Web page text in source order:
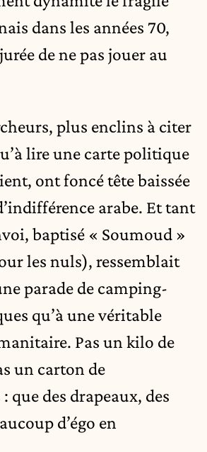
dans les années 70,
de ne pas jouer au
plus enclins à citer
lire une carte politique
ont foncé tête baissée
arabe. Et tant
baptisé « Soumoud »
les nuls), ressemblait
parade de camping-
qu’à une véritable
Pas un kilo de
un carton de
que des drapeaux, des
d’égo en